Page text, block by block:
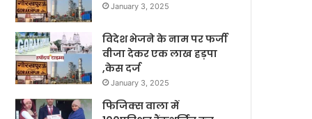
January 3, 2025
विदेश भेजने के नाम पर फर्जी
वीजा देकर एक लाख हड़पा
,केस दर्ज
January 3, 2025
फिजिक्स वाला में